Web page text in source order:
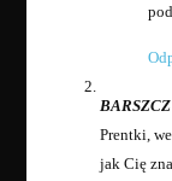
BARSZCZ
Prentki,
jak Cię